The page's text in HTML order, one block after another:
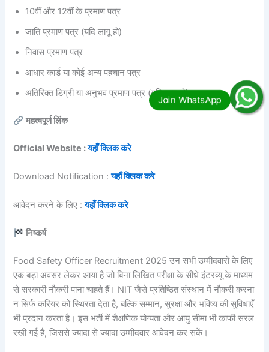
10वीं और 12वीं के प्रमाण पत्र
जाति प्रमाण पत्र (यदि लागू हो)
निवास प्रमाण पत्र
आधार कार्ड या कोई अन्य पहचान पत्र
अतिरिक्त डिग्री या अनुभव प्रमाण पत्र (यदि लागू हो)
महत्वपूर्ण लिंक
Official Website :यहाँ क्लिक करे
Download Notification : यहाँ क्लिक करे
आवेदन करने के लिए :यहाँ क्लिक करे
निष्कर्ष
Food Safety Officer Recruitment 2025 उन सभी उम्मीदवारों के लिए
एक बड़ा अवसर लेकर आया है जो बिना लिखित परीक्षा के सीधे इंटरव्यू के माध्यम
से सरकारी नौकरी पाना चाहते हैं। NIT जैसे प्रतिष्ठित संस्थान में नौकरी करना
न सिर्फ करियर को स्थिरता देता है, बल्कि सम्मान, सुरक्षा और भविष्य की सुविधाएँ
भी प्रदान करता है। इस भर्ती में शैक्षणिक योग्यता और आयु सीमा भी काफी सरल
रखी गई है, जिससे ज्यादा से ज्यादा उम्मीदवार आवेदन कर सकें।